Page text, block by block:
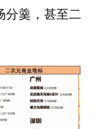
分羹，甚至二